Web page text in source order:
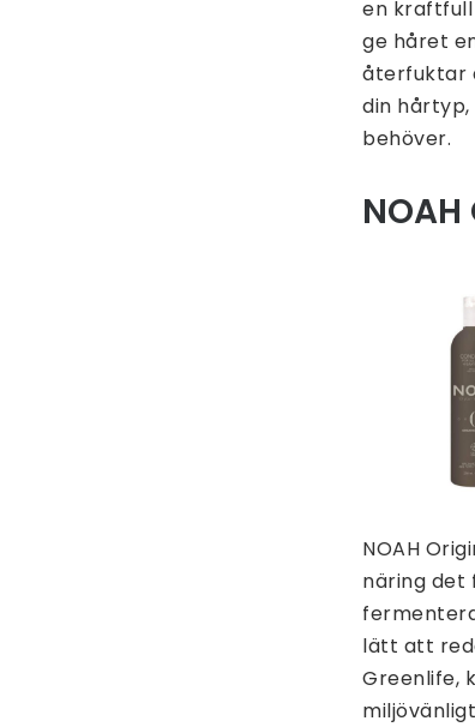
en
ge håret
återfuktar
din
behöver.
NOAH
näring det
lätt att
Greenlife,